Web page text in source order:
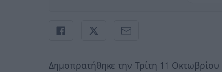
Δημοπρατήθηκε την Τρίτη 11